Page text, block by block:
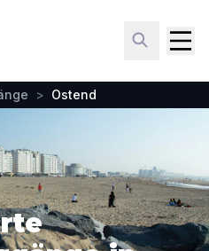
> Ostend